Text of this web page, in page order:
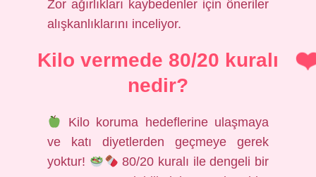
Zor ağırlıkları kaybedenler için öneriler
alışkanlıklarını inceliyor.
Kilo vermede 80/20 kuralı
nedir?
Kilo koruma hedeflerine ulaşmaya
ve katı diyetlerden geçmeye gerek
yoktur!
80/20 kuralı ile dengeli bir